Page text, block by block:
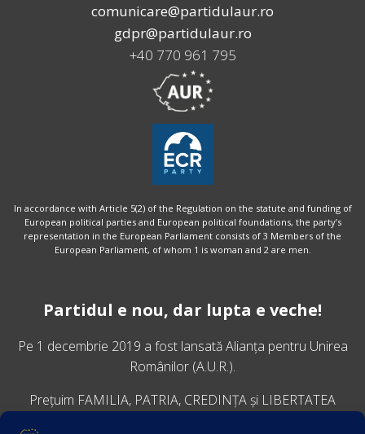
comunicare@partidulaur.ro
gdpr@partidulaur.ro
+40 770 961 795
In accordance with Article 5(2) of the Regulation on the statute and funding of
European political parties and European political foundations, the party’s
representation in the European Parliament consists of 3 Members of the
European Parliament, of whom 1 is woman and 2 are men.
Partidul e nou, dar lupta e veche!
Pe 1 decembrie 2019 a fost lansatăAlianța pentru Unirea
Românilor (A.U.R.).
Prețuim FAMILIA, PATRIA, CREDINȚA și LIBERTATEA